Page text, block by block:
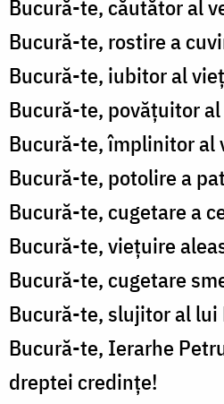
Bucură-te, căutător al
Bucură-te, rostire a
Bucură-te, iubitor al
Bucură-te, povățuitor
Bucură-te, împlinitor al
Bucură-te, potolire a
Bucură-te, cugetare a
Bucură-te, viețuire
Bucură-te, cugetare
Bucură-te, slujitor al lui
Bucură-te, Ierarhe
dreptei credințe!